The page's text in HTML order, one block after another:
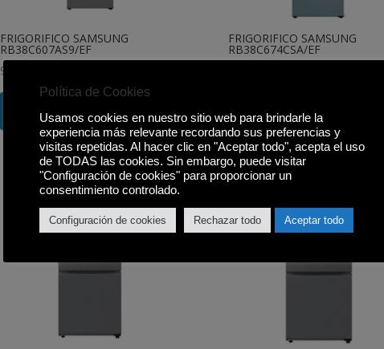
FRIGORIFICO SAMSUNG
RB38C607AS9/EF
999,00
Comprar
FRIGORIFICO SAMSUNG
RB38C674CSA/EF
Comprar
Política de Cookies
Usamos cookies en nuestro sitio web para brindarle la
experiencia más relevante recordando sus preferencias y
visitas repetidas. Al hacer clic en "Aceptar todo", acepta el uso
de TODAS las cookies. Sin embargo, puede visitar
"Configuración de cookies" para proporcionar un
consentimiento controlado.
Configuración de cookies Rechazar todo Aceptar todo